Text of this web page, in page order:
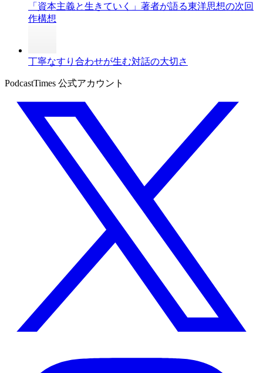
「資本主義と生きていく」著者が語る東洋思想の次回
作構想
丁寧なすり合わせが生む対話の大切さ
PodcastTimes 公式アカウント